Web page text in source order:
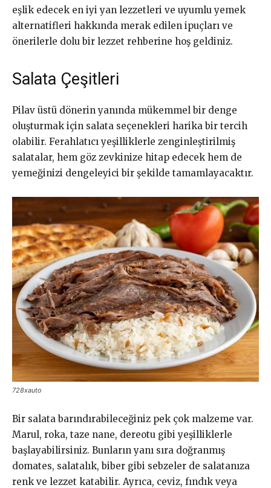
eşlik edecek en iyi yan lezzetleri ve uyumlu yemek
alternatifleri hakkında merak edilen ipuçları ve
önerilerle dolu bir lezzet rehberine hoş geldiniz.
Salata Çeşitleri
Pilav üstü dönerin yanında mükemmel bir denge
oluşturmak için salata seçenekleri harika bir tercih
olabilir. Ferahlatıcı yeşilliklerle zenginleştirilmiş
salatalar, hem göz zevkinize hitap edecek hem de
yemeğinizi dengeleyici bir şekilde tamamlayacaktır.
728xauto
Bir salata barındırabileceğiniz pek çok malzeme var.
Marul, roka, taze nane, dereotu gibi yeşilliklerle
başlayabilirsiniz. Bunların yanı sıra doğranmış
domates, salatalık, biber gibi sebzeler de salatanıza
renk ve lezzet katabilir. Ayrıca, ceviz, fındık veya